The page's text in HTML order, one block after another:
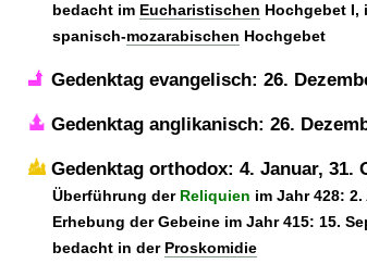
bedacht im Eucharistischen Hochgebet I,
spanisch-mozarabischen Hochgebet
Gedenktag evangelisch: 26.
Gedenktag anglikanisch: 26.
Gedenktag orthodox: 4. Januar, 31.
Überführung der Reliquien im Jahr 428:
Erhebung der Gebeine im Jahr 415: 15.
bedacht in der Proskomidie